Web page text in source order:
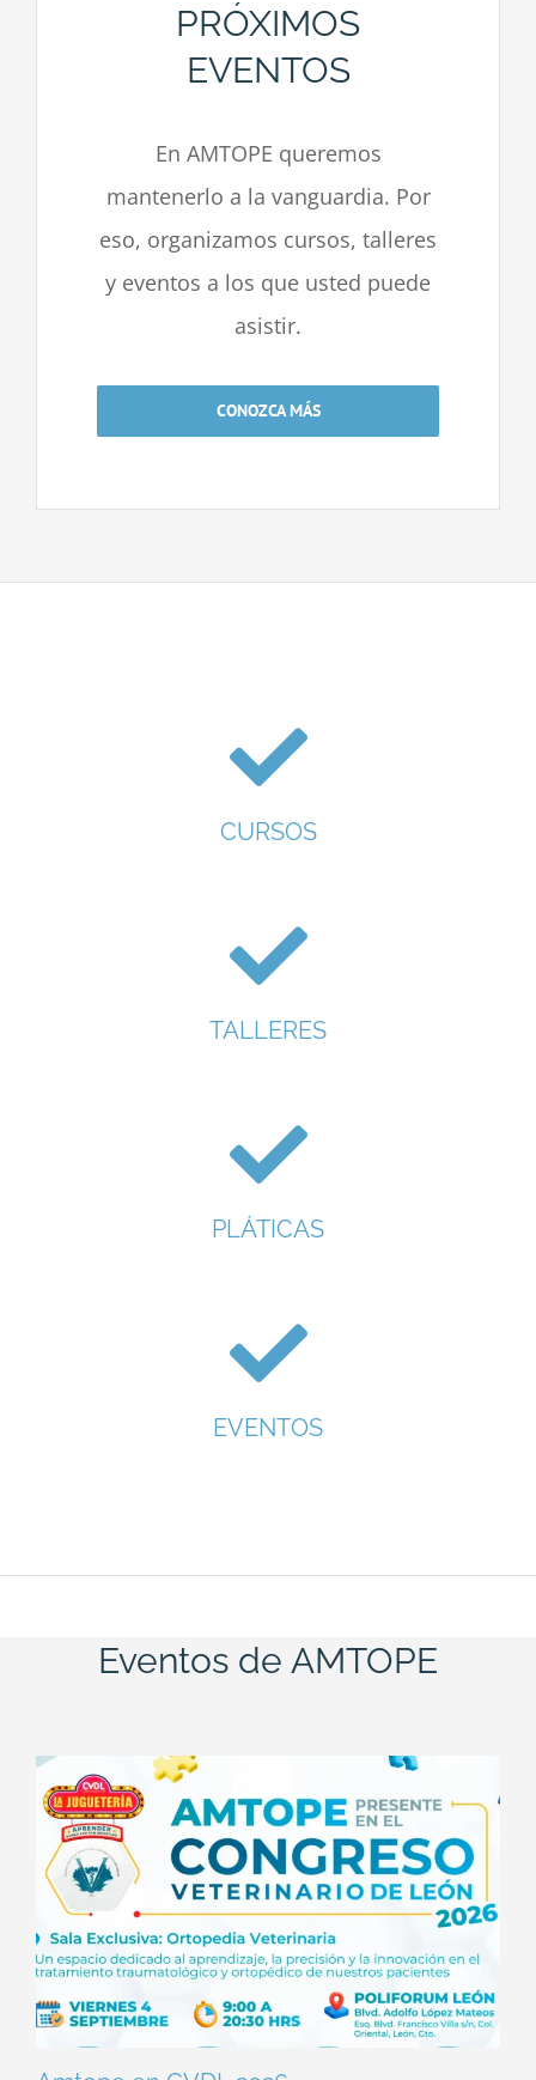
PRÓXIMOS
EVENTOS
En AMTOPE queremos
mantenerlo a la vanguardia. Por
eso, organizamos cursos, talleres
y eventos a los que usted puede
asistir.
CONOZCA MÁS
CURSOS
TALLERES
PLÁTICAS
EVENTOS
Eventos de AMTOPE